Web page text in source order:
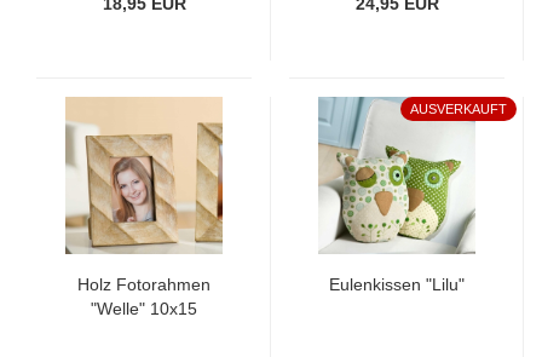
Holz Fotorahmen
"Welle" 10x15
AUSVERKAUFT
Eulenkissen "Lilu"